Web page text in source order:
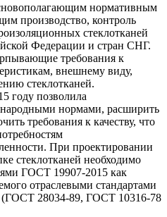
нормативным
производство, контроль
стеклотканей
Федерации и стран СНГ.
требования к
внешнему виду,
стеклотканей.
году позволила
нормами, расширить
требования к качеству, что
При проектировании
стеклотканей необходимо
ГОСТ 19907-2015 как
отраслевыми стандартами
(ГОСТ 28034-89, ГОСТ 10316-78